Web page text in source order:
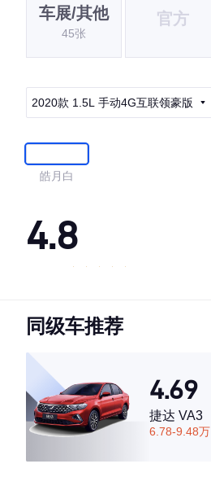
车展/其他
45张
官方
2020款 1.5L 手动4G互联领豪版
皓月白
4.8
·内饰表现较为优秀，优于85%同级车
·空间表现较为优秀，优于69%同级车
同级车推荐
4.69
捷达 VA3
6.78-9.48万